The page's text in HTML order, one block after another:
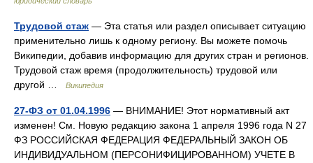
Трудовой стаж — Эта статья или раздел описывает ситуацию
применительно лишь к одному региону. Вы можете помочь
Википедии, добавив информацию для других стран и регионов.
Трудовой стаж время (продолжительность) трудовой или
другой …
Википедия
27-ФЗ от 01.04.1996 — ВНИМАНИЕ! Этот нормативный акт
изменен! См. Новую редакцию закона 1 апреля 1996 года N 27
ФЗ РОССИЙСКАЯ ФЕДЕРАЦИЯ ФЕДЕРАЛЬНЫЙ ЗАКОН ОБ
ИНДИВИДУАЛЬНОМ (ПЕРСОНИФИЦИРОВАННОМ) УЧЕТЕ В